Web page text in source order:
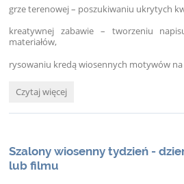
grze terenowej – poszukiwaniu ukrytych
kreatywnej zabawie – tworzeniu
materiałów,
rysowaniu kredą wiosennych motywów
Powitanie
w
Czytaj więcej
Szalony wiosenny tydzień -
lub filmu